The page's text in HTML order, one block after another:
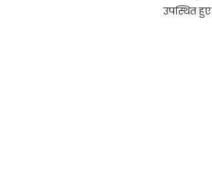
उपस्थित